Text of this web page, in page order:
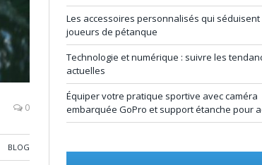
0
BLOG
Les accessoires personnalisés qui séduisent
joueurs de pétanque
Technologie et numérique : suivre les
actuelles
Équiper votre pratique sportive avec caméra
embarquée GoPro et support étanche pour